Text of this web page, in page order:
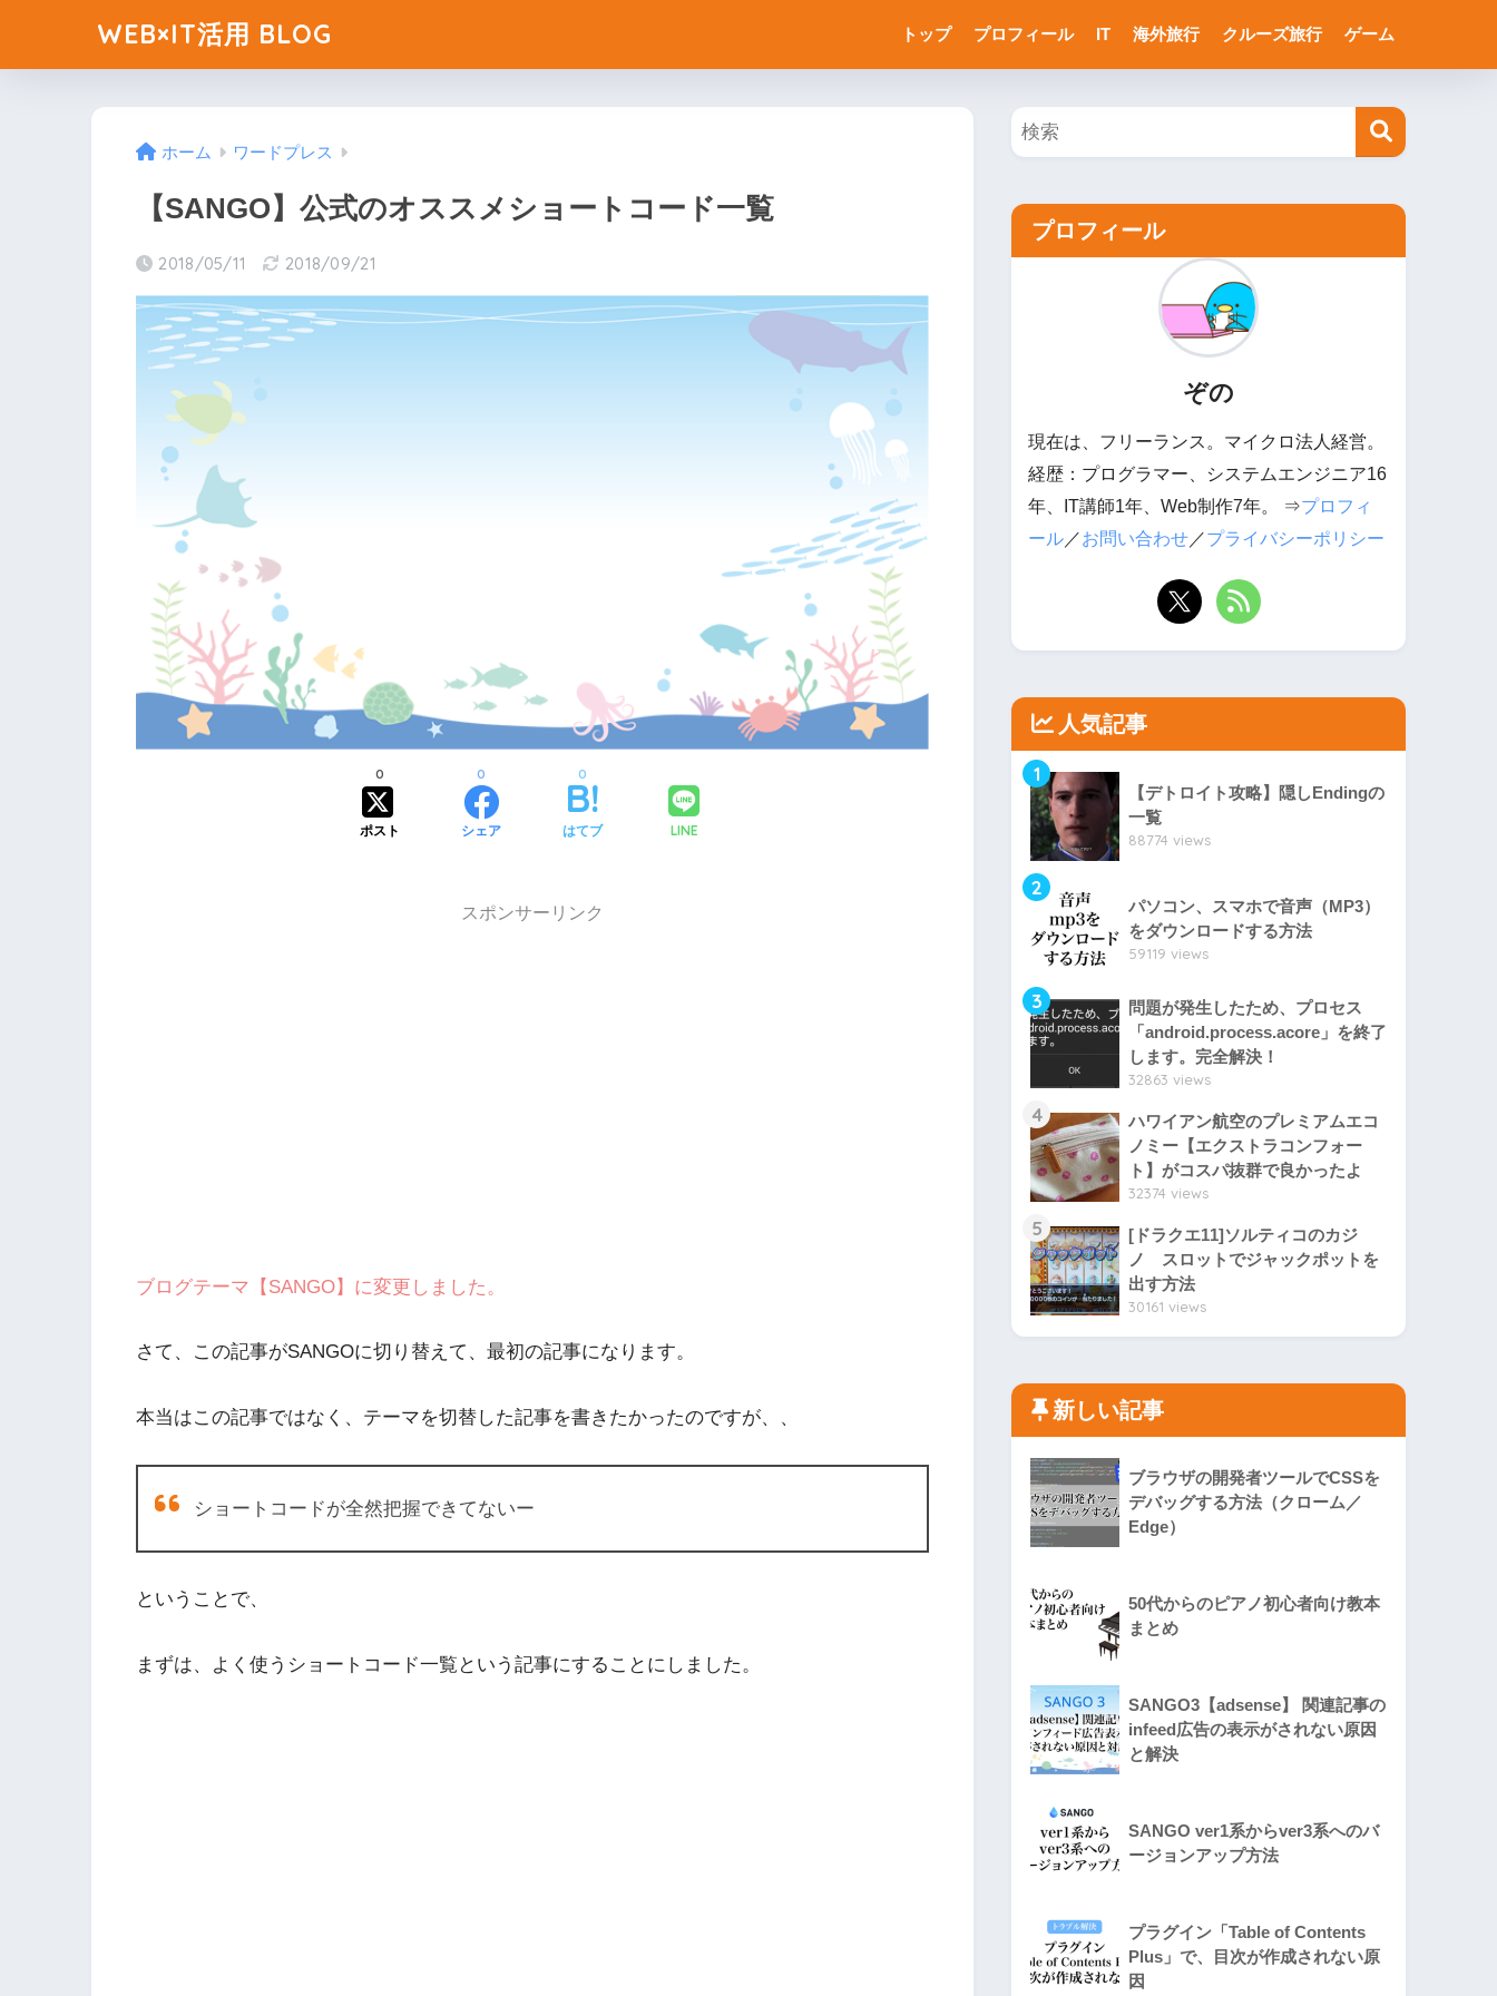
WEB×IT活用 BLOG トップ プロフィール IT 海外旅行 クルーズ旅行 ゲーム
ホーム ワードプレス
【SANGO】公式のオススメショートコード一覧
2018/05/11 2018/09/21
ポスト
0
シェア
0
はてブ
0
LINE
スポンサーリンク
ブログテーマ【SANGO】に変更しました。
さて、この記事がSANGOに切り替えて、最初の記事になります。
本当はこの記事ではなく、テーマを切替した記事を書きたかったのですが、、
ショートコードが全然把握できてないー
ということで、
まずは、よく使うショートコード一覧という記事にすることにしました。
プロフィール
ぞの
現在は、フリーランス。マイクロ法人経営。
経歴：プログラマー、システムエンジニア16
年、IT講師1年、Web制作7年。 ⇒プロフィ
ール ／お問い合わせ ／プライバシーポリシー
人気記事
1
【デトロイト攻略】隠しEndingの
一覧
88774 views
2
パソコン、スマホで音声（MP3）
をダウンロードする方法
59119 views
3
問題が発生したため、プロセス
「android.process.acore」を終了
します。完全解決！
32863 views
4
ハワイアン航空のプレミアムエコ
ノミー【エクストラコンフォー
ト】がコスパ抜群で良かったよ
32374 views
5
[ドラクエ11]ソルティコのカジ
ノ スロットでジャックポットを
出す方法
30161 views
新しい記事
ブラウザの開発者ツールでCSSを
デバッグする方法（クローム／
Edge）
50代からのピアノ初心者向け教本
まとめ
SANGO3【adsense】 関連記事の
infeed広告の表示がされない原因
と解決
SANGO ver1系からver3系へのバ
ージョンアップ方法
プラグイン「Table of Contents
Plus」で、目次が作成されない原
因